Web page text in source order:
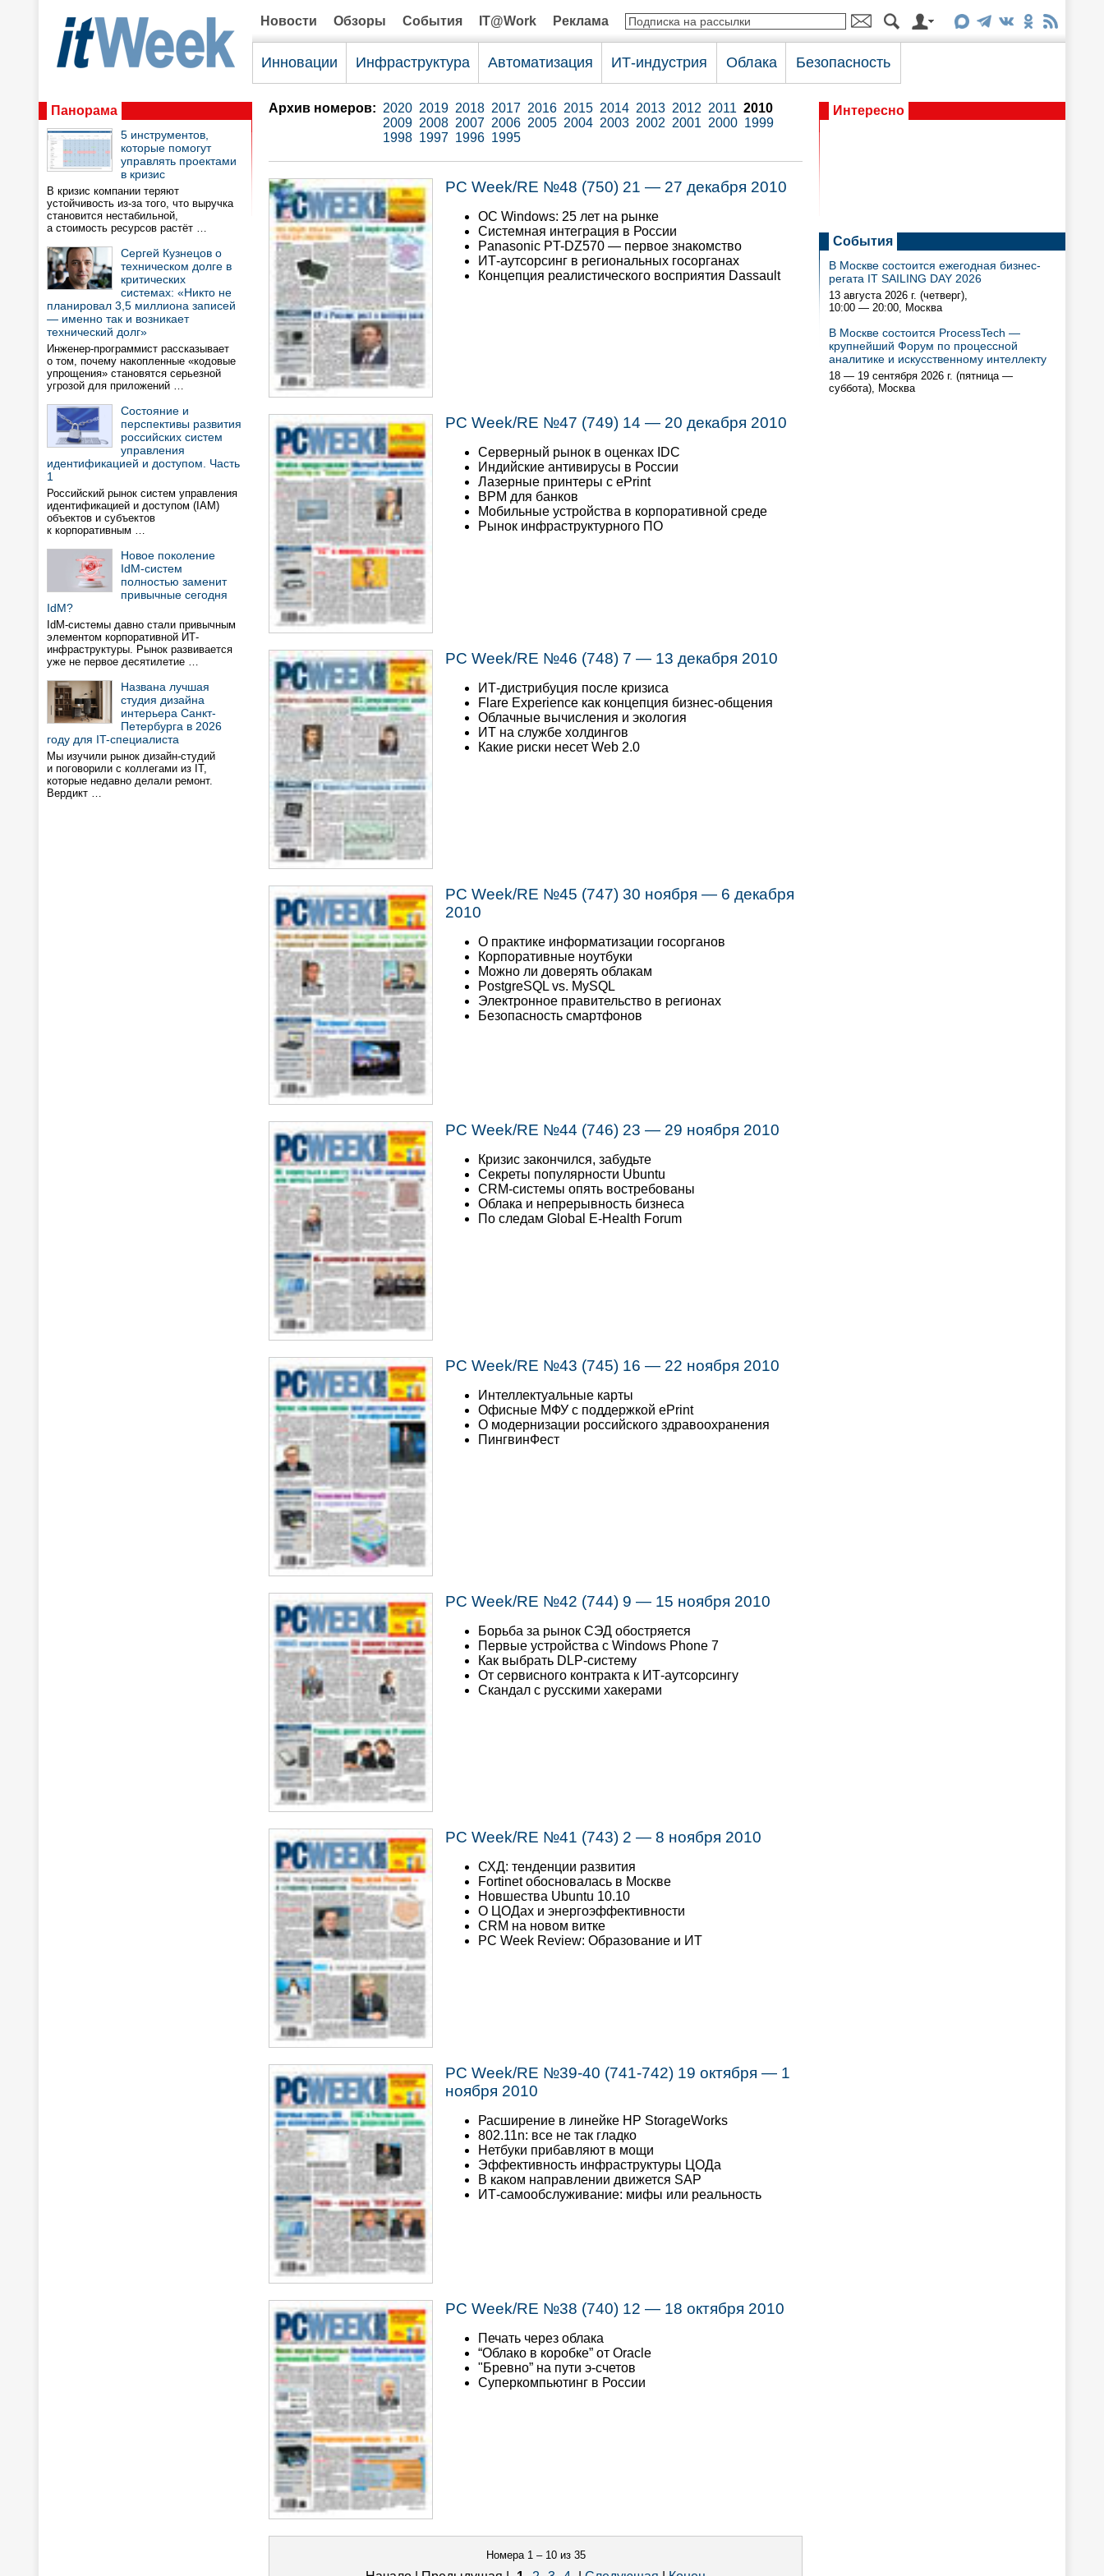
Новости Обзоры События IT@Work Реклама
Инновации Инфраструктура Автоматизация ИТ-индустрия Облака Безопасность
Панорама
5 инструментов,
которые помогут
управлять проектами
в кризис
В кризис компании теряют
устойчивость из-за того, что выручка
становится нестабильной,
а стоимость ресурсов растёт …
Сергей Кузнецов о
техническом долге в
критических
системах: «Никто не
планировал 3,5 миллиона записей
— именно так и возникает
технический долг»
Инженер-программист рассказывает
о том, почему накопленные «кодовые
упрощения» становятся серьезной
угрозой для приложений …
Состояние и
перспективы развития
российских систем
управления
идентификацией и доступом. Часть
1
Российский рынок систем управления
идентификацией и доступом (IAM)
объектов и субъектов
к корпоративным …
Новое поколение
IdM-систем
полностью заменит
привычные сегодня
IdM?
IdM-системы давно стали привычным
элементом корпоративной ИТ-
инфраструктуры. Рынок развивается
уже не первое десятилетие …
Названа лучшая
студия дизайна
интерьера Санкт-
Петербурга в 2026
году для IT-специалиста
Мы изучили рынок дизайн-студий
и поговорили с коллегами из IT,
которые недавно делали ремонт.
Вердикт …
Архив номеров: 2020 2019 2018 2017 2016 2015 2014 2013 2012 2011 2010
2009 2008 2007 2006 2005 2004 2003 2002 2001 2000 1999
1998 1997 1996 1995
PC Week/RE №48 (750) 21 — 27 декабря 2010
ОС Windows: 25 лет на рынке
Системная интеграция в России
Panasonic PT-DZ570 — первое знакомство
ИТ-аутсорсинг в региональных госорганах
Концепция реалистического восприятия Dassault
PC Week/RE №47 (749) 14 — 20 декабря 2010
Серверный рынок в оценках IDC
Индийские антивирусы в России
Лазерные принтеры с ePrint
BPM для банков
Мобильные устройства в корпоративной среде
Рынок инфраструктурного ПО
PC Week/RE №46 (748) 7 — 13 декабря 2010
ИТ-дистрибуция после кризиса
Flare Experience как концепция бизнес-общения
Облачные вычисления и экология
ИТ на службе холдингов
Какие риски несет Web 2.0
PC Week/RE №45 (747) 30 ноября — 6 декабря
2010
О практике информатизации госорганов
Корпоративные ноутбуки
Можно ли доверять облакам
PostgreSQL vs. MySQL
Электронное правительство в регионах
Безопасность смартфонов
PC Week/RE №44 (746) 23 — 29 ноября 2010
Кризис закончился, забудьте
Секреты популярности Ubuntu
CRM-системы опять востребованы
Облака и непрерывность бизнеса
По следам Global E-Health Forum
PC Week/RE №43 (745) 16 — 22 ноября 2010
Интеллектуальные карты
Офисные МФУ с поддержкой ePrint
О модернизации российского здравоохранения
ПингвинФест
PC Week/RE №42 (744) 9 — 15 ноября 2010
Борьба за рынок СЭД обостряется
Первые устройства с Windows Phone 7
Как выбрать DLP-систему
От сервисного контракта к ИТ-аутсорсингу
Скандал с русскими хакерами
PC Week/RE №41 (743) 2 — 8 ноября 2010
СХД: тенденции развития
Fortinet обосновалась в Москве
Новшества Ubuntu 10.10
О ЦОДах и энергоэффективности
CRM на новом витке
PC Week Review: Образование и ИТ
PC Week/RE №39-40 (741-742) 19 октября — 1
ноября 2010
Расширение в линейке HP StorageWorks
802.11n: все не так гладко
Нетбуки прибавляют в мощи
Эффективность инфраструктуры ЦОДа
В каком направлении движется SAP
ИТ-самообслуживание: мифы или реальность
PC Week/RE №38 (740) 12 — 18 октября 2010
Печать через облака
“Облако в коробке” от Oracle
"Бревно” на пути э-счетов
Суперкомпьютинг в России
Номера 1 – 10 из 35
Интересно
События
В Москве состоится ежегодная бизнес-
регата IT SAILING DAY 2026
13 августа 2026 г. (четверг),
10:00 — 20:00, Москва
В Москве состоится ProcessTech —
крупнейший Форум по процессной
аналитике и искусственному интеллекту
18 — 19 сентября 2026 г. (пятница —
суббота), Москва